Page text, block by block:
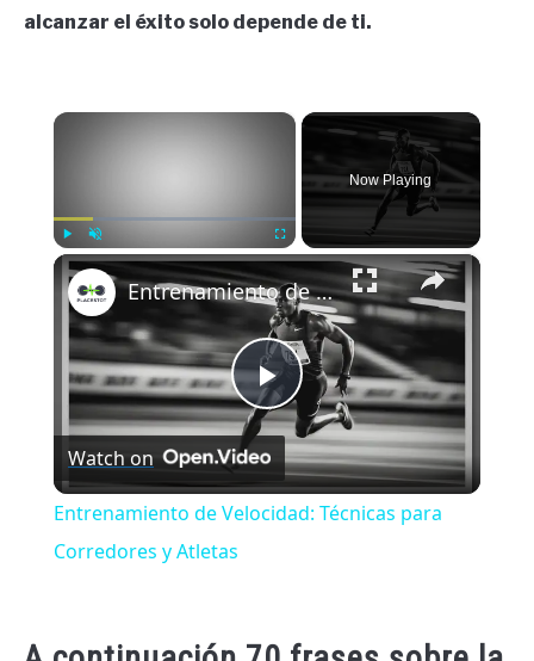
alcanzar el éxito solo depende de ti.
×
Now Playing
×
Play
Video
Entrenamiento de Velocidad: Técnicas para Corredores y Atletas
Watch on
Entrenamiento de Velocidad: Técnicas para
Corredores y Atletas